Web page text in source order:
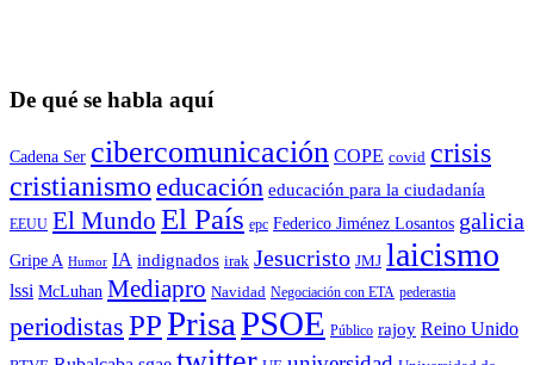
De qué se habla aquí
Cadena Ser cibercomunicación COPE covid crisis
cristianismo educación educación para la ciudadaní­a
EEUU El Mundo El País epc Federico Jiménez Losantos galicia
Gripe A Humor IA indignados irak Jesucristo JMJ laicismo
lssi McLuhan Mediapro Navidad Negociación con ETA pederastia
periodistas PPPrisaPSOE Público rajoy Reino Unido